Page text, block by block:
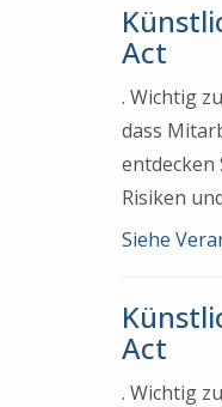
Act
. Wichtig
dass
entdecken
Risiken
Siehe
Act
. Wichtig